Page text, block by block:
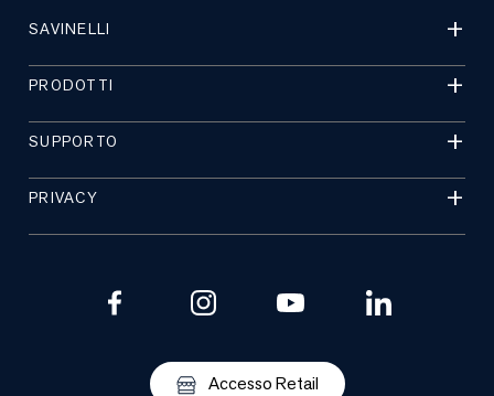
SAVINELLI
PRODOTTI
SUPPORTO
PRIVACY
Accesso Retail